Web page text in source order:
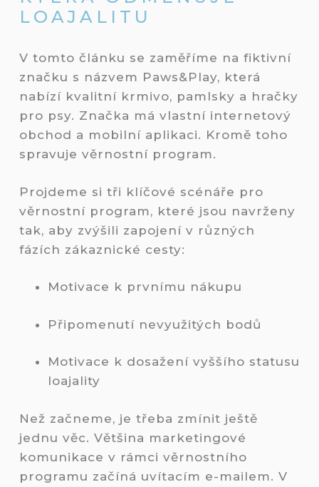
LOAJALITU
V tomto článku se zaměříme na fiktivní
značku s názvem Paws&Play, která
nabízí kvalitní krmivo, pamlsky a hračky
pro psy. Značka má vlastní internetový
obchod a mobilní aplikaci. Kromě toho
spravuje věrnostní program.
Projdeme si tři klíčové scénáře pro
věrnostní program, které jsou navrženy
tak, aby zvýšili zapojení v různých
fázích zákaznické cesty:
Motivace k prvnímu nákupu
Připomenutí nevyužitých bodů
Motivace k dosažení vyššího statusu
loajality
Než začneme, je třeba zmínit ještě
jednu věc. Většina marketingové
komunikace v rámci věrnostního
programu začíná uvítacím e-mailem. V